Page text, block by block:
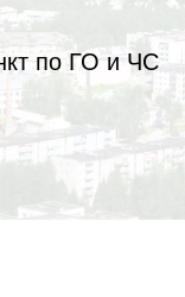
по ГО и ЧС